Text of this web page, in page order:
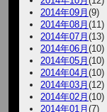
2014年09月(9)
2014年08月(11)
2014年07月(13)
2014年06月(10)
2014年05月(10)
2014年04月(10)
2014年03月(12)
2014年02月(10)
2014年01月(7)